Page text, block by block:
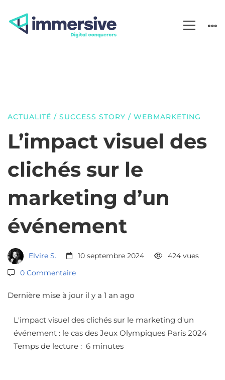
L’impact
visuel
des
clichés
sur
le
marketing
ACTUALITÉ / SUCCESS STORY / WEBMARKETING
L’impact visuel des
clichés sur le
marketing d’un
événement
Elvire S. 10 septembre 2024
424 vues
0 Commentaire
Dernière mise à jour il y a 1 an ago
L'impact visuel des clichés sur le marketing d'un
événement : le cas des Jeux Olympiques Paris 2024
Temps de lecture : 6 minutes